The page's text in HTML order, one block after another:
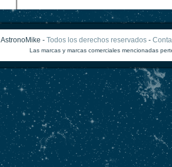
AstronoMike - Todos los derechos reservados-
Las marcas y marcas comerciales mencionadas